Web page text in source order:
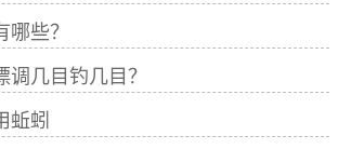
哪些？
调几目钓几目？
蚯蚓